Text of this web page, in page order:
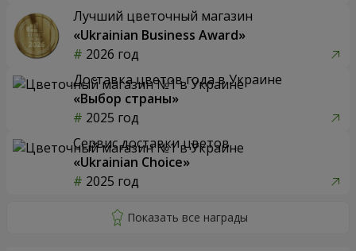
Лучший цветочный магазин
«Ukrainian Business Award»
2026 год
Доставка цветов года в Украине
«Выбор страны»
2025 год
Сервис доставки цветов
«Ukrainian Choice»
2025 год